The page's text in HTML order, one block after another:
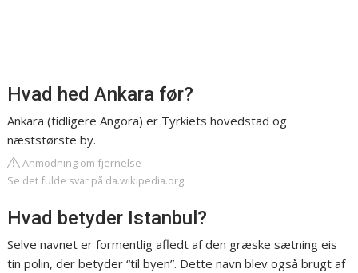
Hvad hed Ankara før?
Ankara (tidligere Angora) er Tyrkiets hovedstad og
næststørste by.
Anmodning om fjernelse
Se det fulde svar på da.wikipedia.org
Hvad betyder Istanbul?
Selve navnet er formentlig afledt af den græske sætning eis
tin polin, der betyder “til byen”. Dette navn blev også brugt af